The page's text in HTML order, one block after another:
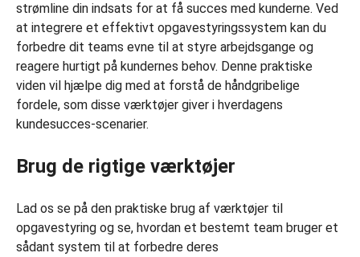
strømline din indsats for at få succes med kunderne. Ved
at integrere et effektivt opgavestyringssystem kan du
forbedre dit teams evne til at styre arbejdsgange og
reagere hurtigt på kundernes behov. Denne praktiske
viden vil hjælpe dig med at forstå de håndgribelige
fordele, som disse værktøjer giver i hverdagens
kundesucces-scenarier.
Brug de rigtige værktøjer
Lad os se på den praktiske brug af værktøjer til
opgavestyring og se, hvordan et bestemt team bruger et
sådant system til at forbedre deres